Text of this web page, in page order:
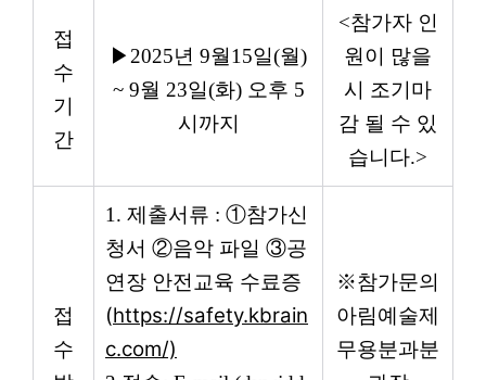
접
수
기
간
▶ 2025년 9월15일(월)
~ 9월 23일(화) 오후 5
시까지
<참가자 인
원이 많을
시 조기마
감 될 수 있
습니다.>
접
수
1. 제출서류 : ①참가신
청서 ②음악 파일 ③공
연장 안전교육 수료증
(https://safety.kbrain
c.com/)
※참가문의
아림예술제
무용분과분